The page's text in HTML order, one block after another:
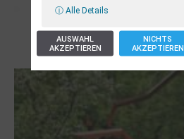
Letj fröögels
ⓘ Alle Details
AUSWAHL
AKZEPTIEREN
NICHTS
AKZEPTIEREN